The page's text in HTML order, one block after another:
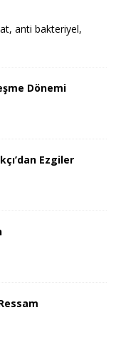
anti bakteriyel,
Dönemi
Ezgiler